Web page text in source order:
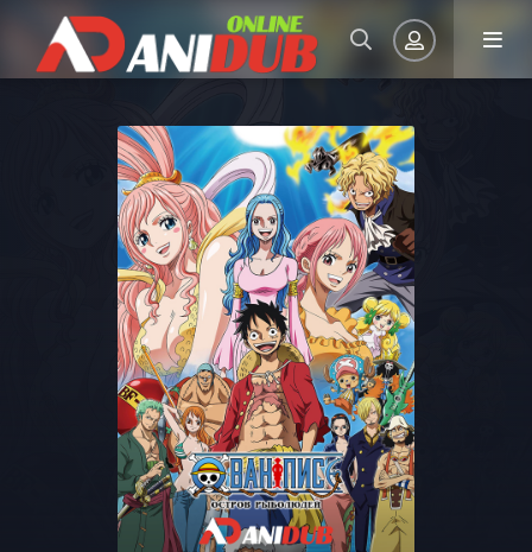
Авторизация
Запомнить
ВОЙТИ НА САЙТ
Регистрация Восстановить пароль
Или войти через